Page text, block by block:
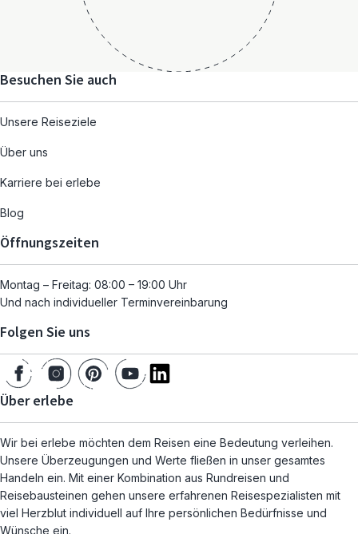
Besuchen Sie auch
Unsere Reiseziele
Über uns
Karriere bei erlebe
Blog
Öffnungszeiten
Montag – Freitag: 08:00 – 19:00 Uhr
Und nach individueller Terminvereinbarung
Folgen Sie uns
Über erlebe
Wir bei erlebe möchten dem Reisen eine Bedeutung verleihen.
Unsere Überzeugungen und Werte fließen in unser gesamtes
Handeln ein. Mit einer Kombination aus Rundreisen und
Reisebausteinen gehen unsere erfahrenen Reisespezialisten mit
viel Herzblut individuell auf Ihre persönlichen Bedürfnisse und
Wünsche ein.